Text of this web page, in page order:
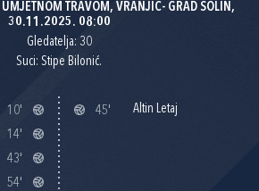
UMJETNOM TRAVOM, VRANJIC- GRAD SOLIN,
30.11.2025. 08:00
Gledatelja: 30
Suci: Stipe Bilonić.
10'
14'
43'
54'
45' Altin Letaj